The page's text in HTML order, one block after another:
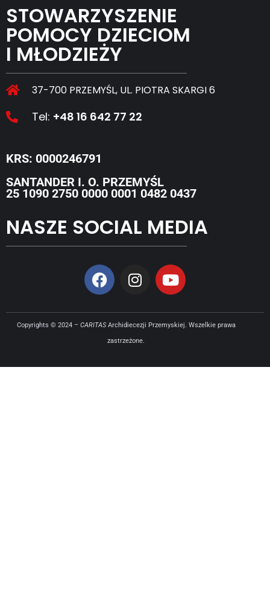
STOWARZYSZENIE
POMOCY DZIECIOM
I MŁODZIEŻY
37-700 PRZEMYŚL, UL. PIOTRA SKARGI 6
Tel: +48 16 642 77 22
KRS: 0000246791
SANTANDER I. O. PRZEMYŚL
25 1090 2750 0000 0001 0482 0437
NASZE SOCIAL MEDIA
Copyrights © 2024 – CARITASArchidiecezji Przemyskiej. Wszelkie prawa
zastrzeżone.